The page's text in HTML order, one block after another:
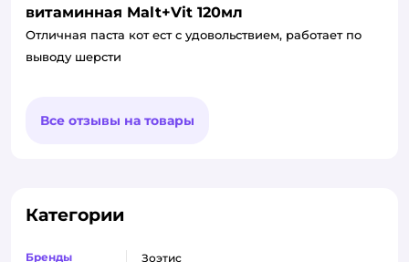
витаминная Malt+Vit 120мл
Отличная паста кот ест с удовольствием, работает по
выводу шерсти
Все отзывы на товары
Категории
Бренды
Зоэтис